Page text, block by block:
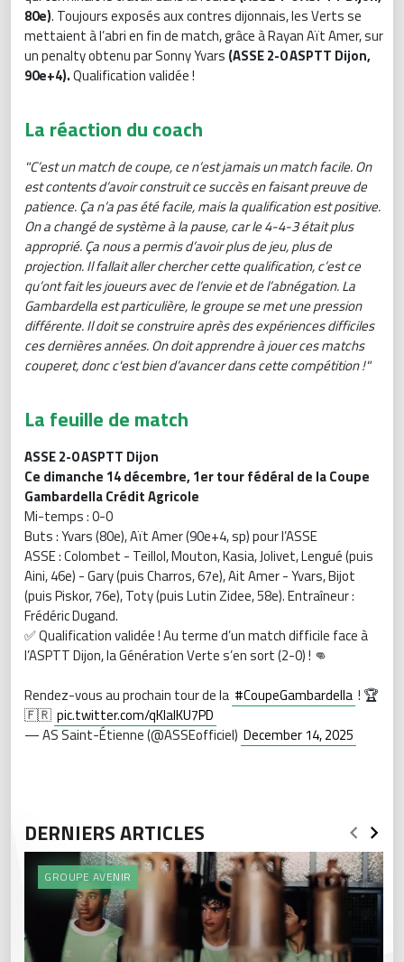
80e). Toujours exposés aux contres dijonnais, les Verts se
mettaient à l’abri en fin de match, grâce à Rayan Aït Amer, sur
un penalty obtenu par Sonny Yvars (ASSE 2-0 ASPTT Dijon,
90e+4).Qualification validée !
La réaction du coach
"C’est un match de coupe, ce n’est jamais un match facile. On
est contents d’avoir construit ce succès en faisant preuve de
patience. Ça n’a pas été facile, mais la qualification est positive.
On a changé de système à la pause, car le 4-4-3 était plus
approprié. Ça nous a permis d’avoir plus de jeu, plus de
projection. Il fallait aller chercher cette qualification, c’est ce
qu’ont fait les joueurs avec de l’envie et de l’abnégation. La
Gambardella est particulière, le groupe se met une pression
différente. Il doit se construire après des expériences difficiles
ces dernières années. On doit apprendre à jouer ces matchs
couperet, donc c'est bien d’avancer dans cette compétition !"
La feuille de match
ASSE 2-0 ASPTT Dijon
Ce dimanche 14 décembre, 1er tour fédéral de la Coupe
Gambardella Crédit Agricole
Mi-temps : 0-0
Buts : Yvars (80e), Aït Amer (90e+4, sp) pour l’ASSE
ASSE : Colombet - Teillol, Mouton, Kasia, Jolivet, Lengué (puis
Aini, 46e) - Gary (puis Charros, 67e), Ait Amer - Yvars, Bijot
(puis Piskor, 76e), Toty (puis Lutin Zidee, 58e). Entraîneur :
Frédéric Dugand.
✅ Qualification validée ! Au terme d’un match difficile face à
l’ASPTT Dijon, la Génération Verte s’en sort (2-0) ! 👊
Rendez-vous au prochain tour de la #CoupeGambardella ! 🏆
🇫🇷 pic.twitter.com/qKIalKU7PD
— AS Saint-Étienne (@ASSEofficiel) December 14, 2025
DERNIERS ARTICLES
GROUPE AVENIR